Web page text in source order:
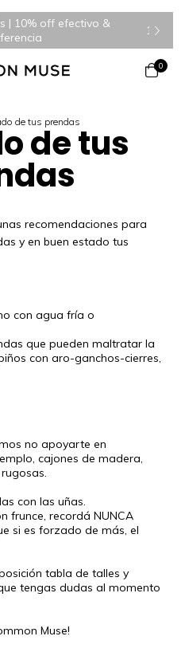
| 10% off efectivo &
10%
0
de tus prendas
de tus
recomendaciones para
y en buen estado tus
con agua fría o
que pueden maltratar la
con aro-ganchos-cierres,
no apoyarte en
cajones de madera,
con las uñas.
frunce, recordá NUNCA
si es forzado de más, el
tabla de talles y
tengas dudas al momento
Muse!